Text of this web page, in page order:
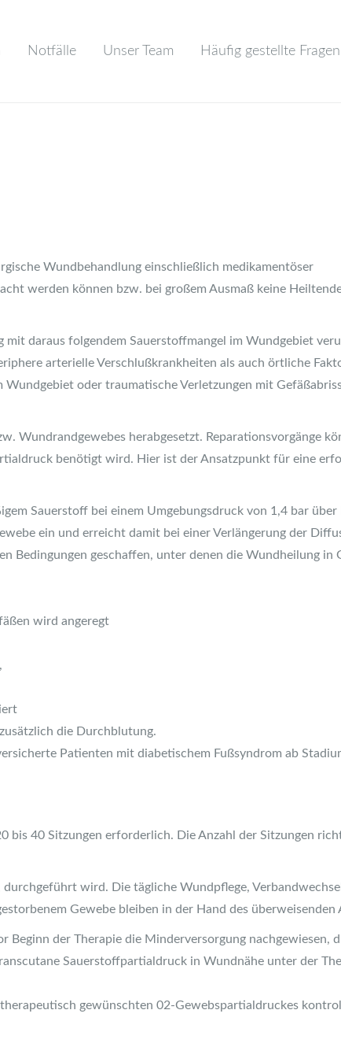
Notfälle Unser Team Häufig gestellte Fragen
Wundbehandlung einschließlich medikamentöser
werden können bzw. bei großem Ausmaß keine
daraus folgendem Sauerstoffmangel im Wundgebiet
arterielle Verschlußkrankheiten als auch örtliche
oder traumatische Verletzungen mit
Wundrandgewebes herabgesetzt. Reparationsvorgänge
benötigt wird. Hier ist der Ansatzpunkt für eine
Sauerstoff bei einem Umgebungsdruck von 1,4 bar
ein und erreicht damit bei einer Verlängerung der
Bedingungen geschaffen, unter denen die Wundheilung in
wird angeregt
die Durchblutung.
Patienten mit diabetischem Fußsyndrom ab
bis 40 Sitzungen erforderlich. Die Anzahl der Sitzungen
wird. Die tägliche Wundpflege,
Gewebe bleiben in der Hand des überweisenden
der Therapie die Minderversorgung nachgewiesen,
Sauerstoffpartialdruck in Wundnähe unter der
gewünschten 02-Gewebspartialdruckes